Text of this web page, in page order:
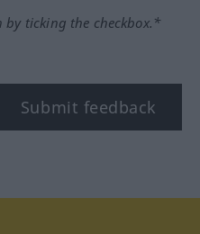
by ticking the checkbox.*
Submit feedback